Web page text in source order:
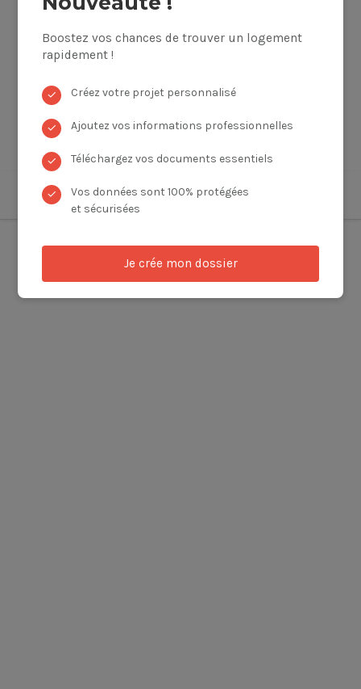
Boostez vos chances de trouver un logement
rapidement !
✓ Créez votre projet personnalisé
✓ Ajoutez vos informations professionnelles
✓ Téléchargez vos documents essentiels
✓
Vos données sont 100% protégées
et sécurisées
Je crée mon dossier